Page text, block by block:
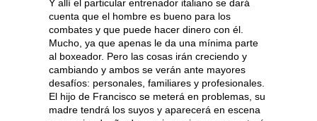
Y allí el particular entrenador italiano se dará
cuenta que el hombre es bueno para los
combates y que puede hacer dinero con él.
Mucho, ya que apenas le da una mínima parte
al boxeador. Pero las cosas irán creciendo y
cambiando y ambos se verán ante mayores
desafíos: personales, familiares y profesionales.
El hijo de Francisco se meterá en problemas, su
madre tendrá los suyos y aparecerá en escena